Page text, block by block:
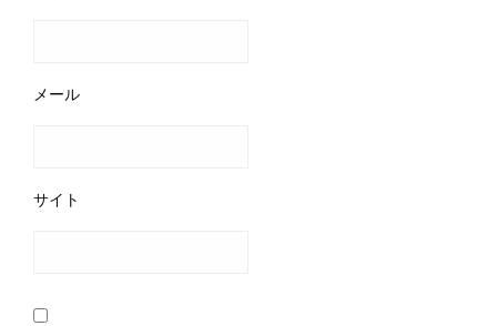
メール
サイト